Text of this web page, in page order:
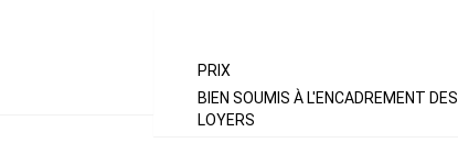
PRIX
BIEN SOUMIS À L'ENCADREMENT DES
LOYERS